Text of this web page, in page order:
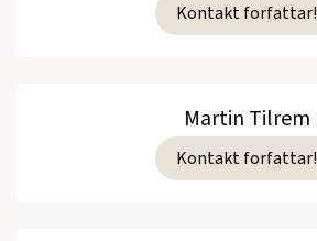
Kontakt forfattar!
Martin Tilrem
Kontakt forfattar!